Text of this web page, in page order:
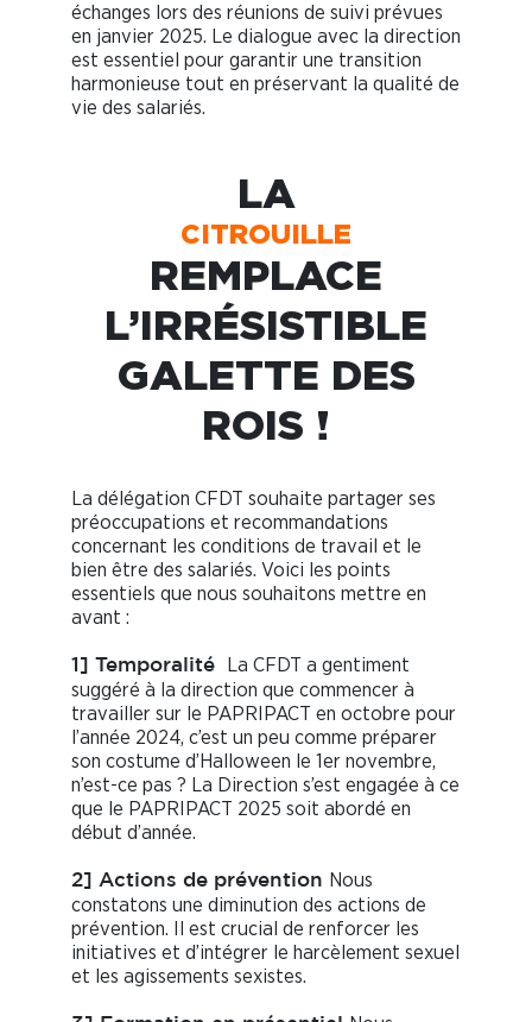
échanges lors des réunions de suivi prévues
en janvier 2025. Le dialogue avec la direction
est essentiel pour garantir une transition
harmonieuse tout en préservant la qualité de
vie des salariés.
LA
CITROUILLE
REMPLACE
L’IRRÉSISTIBLE
GALETTE DES
ROIS !
La délégation CFDT souhaite partager ses
préoccupations et recommandations
concernant les conditions de travail et le
bien être des salariés. Voici les points
essentiels que nous souhaitons mettre en
avant :
1] Temporalité
La CFDT a gentiment
suggéré à la direction que commencer à
travailler sur le PAPRIPACT en octobre pour
l’année 2024, c’est un peu comme préparer
son costume d’Halloween le 1er novembre,
n’est-ce pas ? La Direction s’est engagée à ce
que le PAPRIPACT 2025 soit abordé en
début d’année.
2] Actions de prévention Nous
constatons une diminution des actions de
prévention. Il est crucial de renforcer les
initiatives et d’intégrer le harcèlement sexuel
et les agissements sexistes.